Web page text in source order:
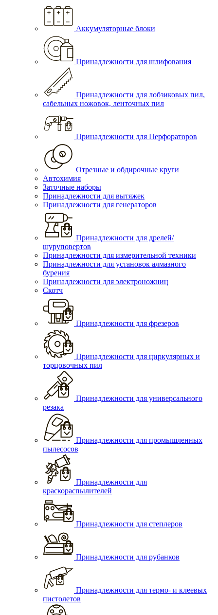
Аккумуляторные блоки
Принадлежности для шлифования
Принадлежности для лобзиковых пил,
сабельных ножовок, ленточных пил
Принадлежности для Перфораторов
Отрезные и обдирочные круги
Автохимия
Заточные наборы
Принадлежности для вытяжек
Принадлежности для генераторов
Принадлежности для дрелей/
шуруповертов
Принадлежности для измерительной техники
Принадлежности для установок алмазного
бурения
Принадлежности для электроножниц
Скотч
Принадлежности для фрезеров
Принадлежности для циркулярных и
торцовочных пил
Принадлежности для универсального
резака
Принадлежности для промышленных
пылесосов
Принадлежности для
краскораспылителей
Принадлежности для степлеров
Принадлежности для рубанков
Принадлежности для термо- и клеевых
пистолетов